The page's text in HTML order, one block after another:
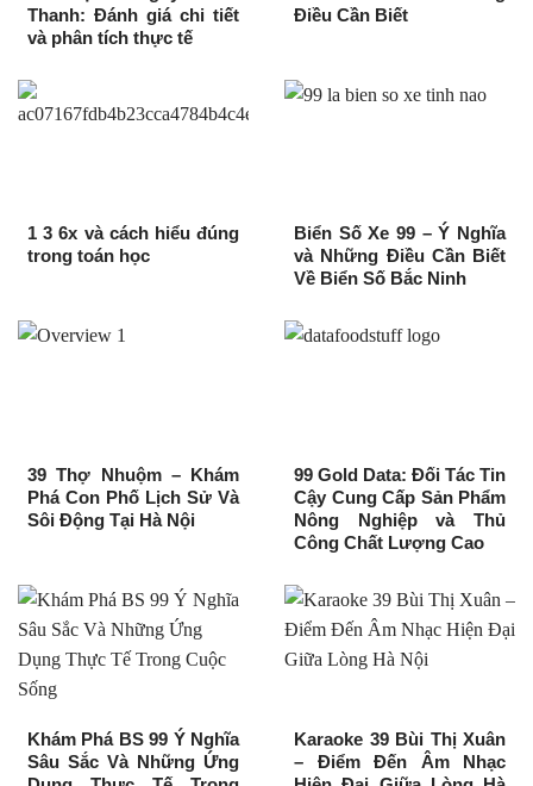
Thanh: Đánh giá chi tiết
và phân tích thực tế
Điều Cần Biết
1 3 6x và cách hiểu đúng
trong toán học
Biển Số Xe 99 – Ý Nghĩa
và Những Điều Cần Biết
Về Biển Số Bắc Ninh
39 Thợ Nhuộm – Khám
Phá Con Phố Lịch Sử Và
Sôi Động Tại Hà Nội
99 Gold Data: Đối Tác Tin
Cậy Cung Cấp Sản Phẩm
Nông Nghiệp và Thủ
Công Chất Lượng Cao
Khám Phá BS 99 Ý Nghĩa
Sâu Sắc Và Những Ứng
Karaoke 39 Bùi Thị Xuân
– Điểm Đến Âm Nhạc